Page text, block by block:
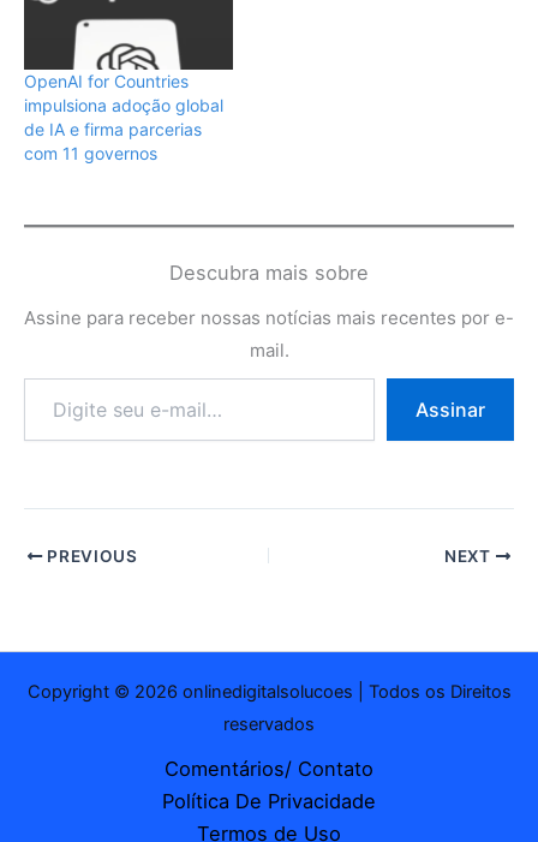
OpenAI for Countries
impulsiona adoção global
de IA e firma parcerias
com 11 governos
Descubra mais sobre
Assine para receber nossas notícias mais recentes por e-
mail.
e-
Assinar
PREVIOUS NEXT
Copyright © 2026 onlinedigitalsolucoes | Todos os Direitos
reservados
Comentários/ Contato
Política De Privacidade
Termos de Uso